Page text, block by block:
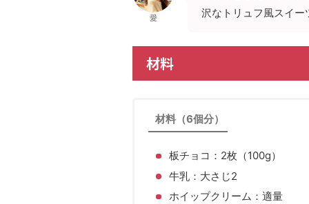
愛
沢なトリュフ風スイー
材料
材料（6個分）
板チョコ：2枚（100g）
牛乳：大さじ2
ホイップクリーム：適量